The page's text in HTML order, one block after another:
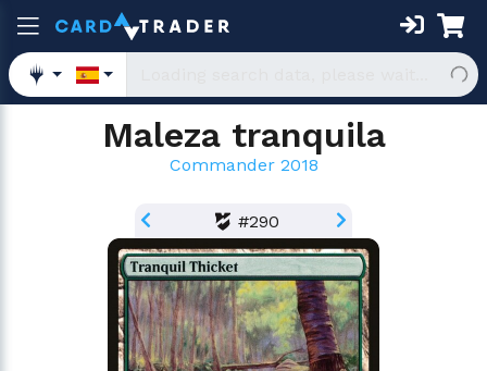
Maleza tranquila
Commander 2018
#290